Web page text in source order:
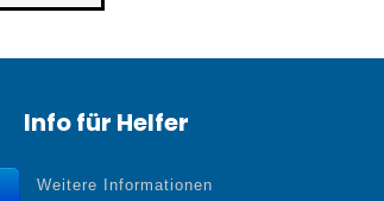
Weitere Informationen
Info für Helfer